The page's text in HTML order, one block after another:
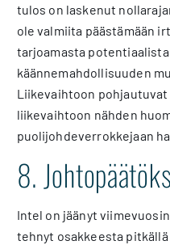
tulos on laskenut
ole valmiita päästämään
tarjoamasta
käännemahdollisuuden
Liikevaihtoon
liikevaihtoon nähden
puolijohdeverrokkejaan
8.
Intel on jäänyt
tehnyt osakkeesta